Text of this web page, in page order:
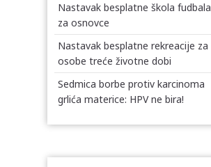
Nastavak besplatne škola fudbala
za osnovce
Nastavak besplatne rekreacije za
osobe treće životne dobi
Sedmica borbe protiv karcinoma
grlića materice: HPV ne bira!